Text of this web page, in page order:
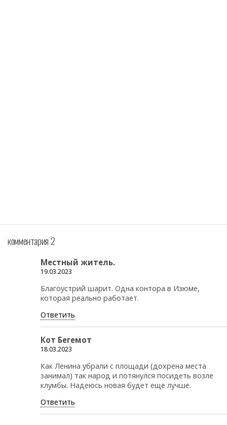
комментария 2
Местный житель.
19.03.2023
Благоустрий шарит. Одна контора в Изюме,
которая реально работает.
Ответить
Кот Бегемот
18.03.2023
Как Ленина убрали с площади (дохрена места
занимал) так народ и потянулся посидеть возле
клумбы. Надеюсь новая будет еще лучше.
Ответить